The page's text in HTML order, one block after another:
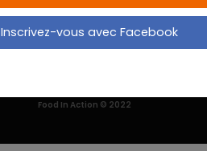
Inscrivez-vous avec Facebook
Food In Action © 2022